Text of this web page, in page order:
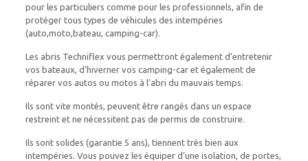
pour les particuliers comme pour les professionnels, afin de
protéger tous types de véhicules des intempéries
(auto,moto,bateau, camping-car).
Les abris Techniflex vous permettront également d’entretenir
vos bateaux, d’hiverner vos camping-car et également de
réparer vos autos ou motos à l’abri du mauvais temps.
Ils sont vite montés, peuvent être rangés dans un espace
restreint et ne nécessitent pas de permis de construire.
Ils sont solides (garantie 5 ans), tiennent très bien aux
intempéries. Vous pouvez les équiper d’une isolation, de portes,